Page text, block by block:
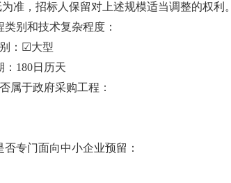
准，招标人保留对上述规模适当调整的权利。
类别和技术复杂程度：
：☑大型
：180日历天
属于政府采购工程：
否专门面向中小企业预留：